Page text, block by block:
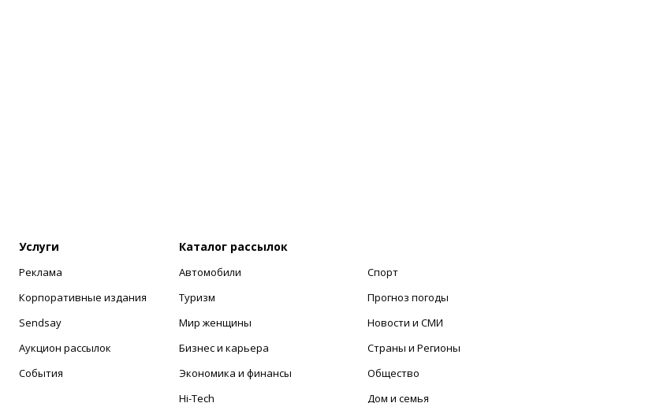
Услуги
Реклама
Корпоративные издания
Sendsay
Аукцион рассылок
События
Каталог рассылок
Автомобили
Туризм
Мир женщины
Бизнес и карьера
Экономика и финансы
Hi-Tech
Спорт
Прогноз погоды
Новости и СМИ
Страны и Регионы
Общество
Дом и семья